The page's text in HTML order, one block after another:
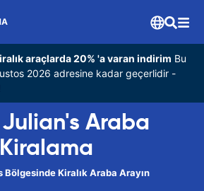
araçlarda 20% 'a varan indirim Bu
2026 adresine kadar geçerlidir -
Araba
Kiralama
Bölgesinde Kiralık Araba Arayın